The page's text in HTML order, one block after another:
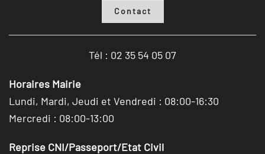
Contact
Tél : 02 35 54 05 07
Horaires Mairie
Lundi, Mardi, Jeudi et Vendredi : 08:00-16:30
Mercredi : 08:00-13:00
Reprise CNI/Passeport/Etat Civil